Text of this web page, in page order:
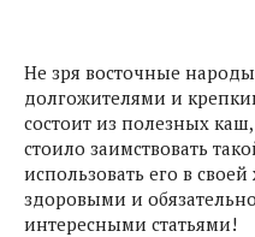
Не зря восточные
долгожителями и
состоит из полезных
стоило заимствовать
использовать его в
здоровыми и
интересными статьями!